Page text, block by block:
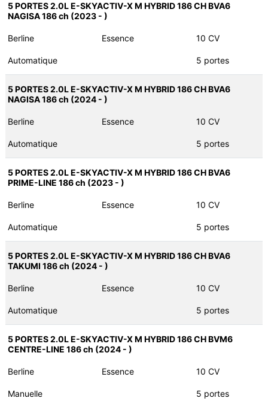
5 PORTES 2.0L E-SKYACTIV-X M HYBRID 186 CH BVA6
NAGISA 186 ch (2023 - )
Berline Essence 10 CV
Automatique 5 portes
5 PORTES 2.0L E-SKYACTIV-X M HYBRID 186 CH BVA6
NAGISA 186 ch (2024 - )
Berline Essence 10 CV
Automatique 5 portes
5 PORTES 2.0L E-SKYACTIV-X M HYBRID 186 CH BVA6
PRIME-LINE 186 ch (2023 - )
Berline Essence 10 CV
Automatique 5 portes
5 PORTES 2.0L E-SKYACTIV-X M HYBRID 186 CH BVA6
TAKUMI 186 ch (2024 - )
Berline Essence 10 CV
Automatique 5 portes
5 PORTES 2.0L E-SKYACTIV-X M HYBRID 186 CH BVM6
CENTRE-LINE 186 ch (2024 - )
Berline Essence 10 CV
Manuelle 5 portes